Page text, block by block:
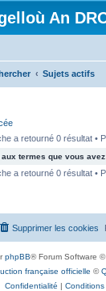
An
Sujets actifs
a retourné 0 résultat •
termes que vous avez
a retourné 0 résultat •
Supprimer les cookies
phpBB® Forum Software
française officielle ©
Confidentialité | Conditions